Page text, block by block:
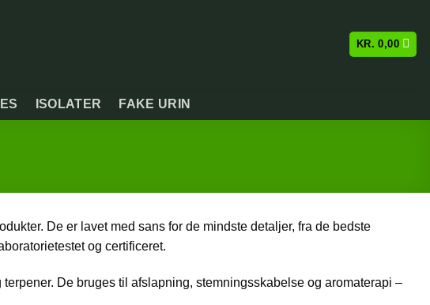
KR. 0,00
ISOLATER FAKE URIN
De er lavet med sans for de mindste detaljer, fra de bedste
og certificeret.
De bruges til afslapning, stemningsskabelse og aromaterapi –